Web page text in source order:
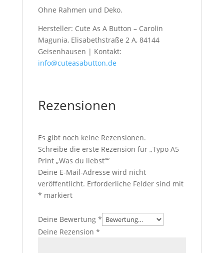
Ohne Rahmen und Deko.
Hersteller: Cute As A Button – Carolin
Magunia, Elisabethstraße 2 A, 84144
Geisenhausen | Kontakt:
info@cuteasabutton.de
Rezensionen
Es gibt noch keine Rezensionen.
Schreibe die erste Rezension für „Typo A5
Print „Was du liebst““
Deine E-Mail-Adresse wird nicht
veröffentlicht. Erforderliche Felder sind mit
* markiert
Deine Bewertung *
Deine Rezension *